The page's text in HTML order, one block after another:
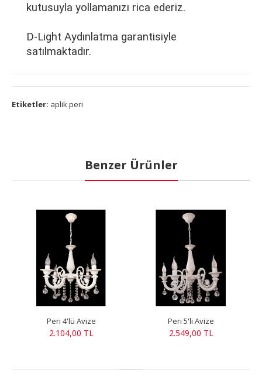
kutusuyla yollamanızı rica ederiz.
D-Light Aydınlatma garantisiyle
satılmaktadır.
Etiketler: aplik peri
Benzer Ürünler
Peri 4'lü Avize
2.104,00 TL
Peri 5'li Avize
2.549,00 TL